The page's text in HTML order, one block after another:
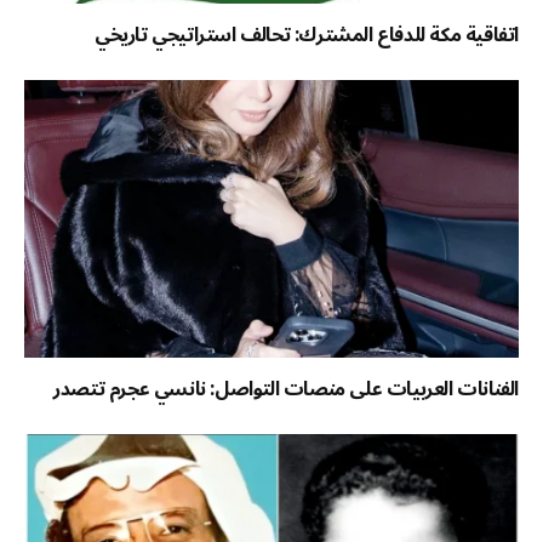
اتفاقية مكة للدفاع المشترك: تحالف استراتيجي تاريخي
الفنانات العربيات على منصات التواصل: نانسي عجرم تتصدر